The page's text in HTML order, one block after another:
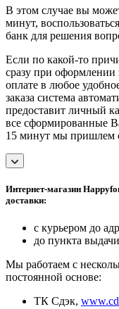
В этом случае вы
минут,
банк для решения
Если по какой-то
сразу при оформлении
оплате в любое
заказа система
предоставит личный
все сформированные
15 минут мы пришлем
Интернет-магазин
доставки:
с курьером до
до пункта
Мы работаем с
постоянной основе:
ТК Сдэк,